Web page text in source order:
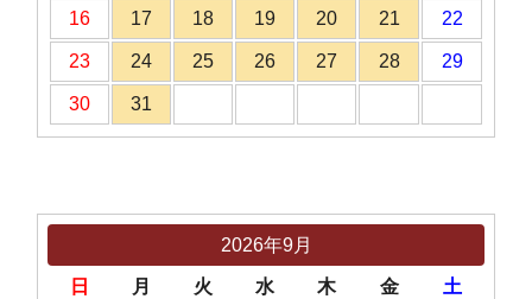
16 17 18 19 20 21 22
23 24 25 26 27 28 29
30 31
2026年9月
日 月 火 水 木 金 土